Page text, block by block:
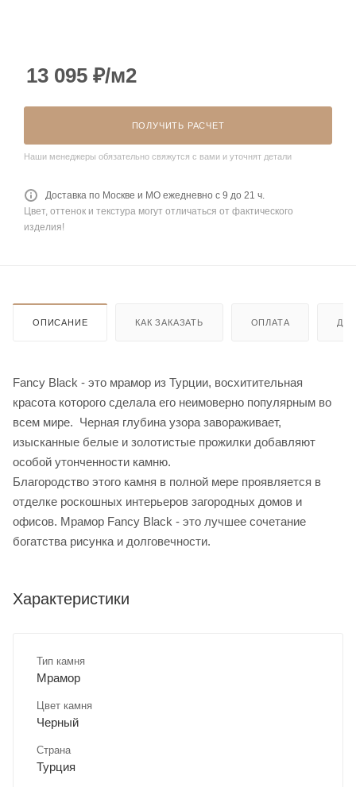
13 095 ₽/м2
ПОЛУЧИТЬ РАСЧЕТ
Наши менеджеры обязательно свяжутся с вами и уточнят детали
Доставка по Москве и МО ежедневно с 9 до 21 ч.
Цвет, оттенок и текстура могут отличаться от фактического
изделия!
ОПИСАНИЕ КАК ЗАКАЗАТЬ ОПЛАТА
Fancy Black - это мрамор из Турции, восхитительная
красота которого сделала его неимоверно популярным во
всем мире. Черная глубина узора завораживает,
изысканные белые и золотистые прожилки добавляют
особой утонченности камню.
Благородство этого камня в полной мере проявляется в
отделке роскошных интерьеров загородных домов и
офисов. Мрамор Fancy Black - это лучшее сочетание
богатства рисунка и долговечности.
Характеристики
Тип камня
Мрамор
Цвет камня
Черный
Страна
Турция